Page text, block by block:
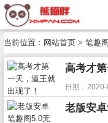
当前位置： 网站首页 > 笔趣阁
高考才
日期：
老版安